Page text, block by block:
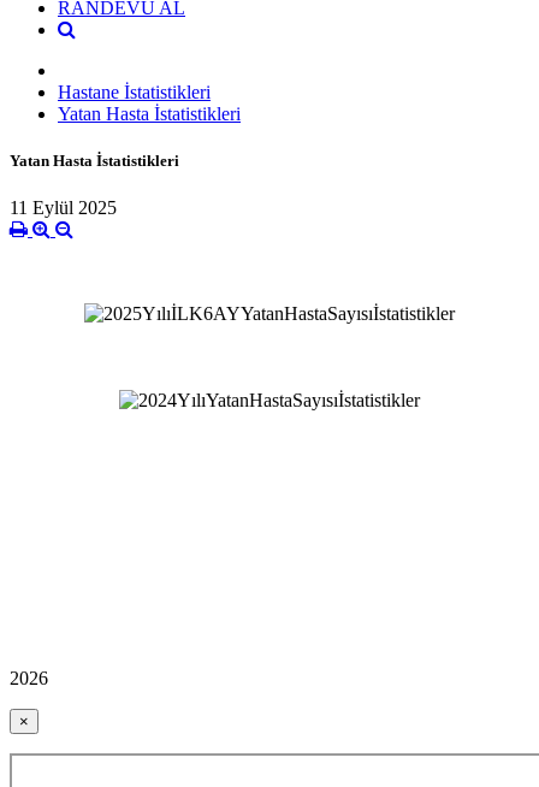
RANDEVU AL
Hastane İstatistikleri
Yatan Hasta İstatistikleri
Yatan Hasta İstatistikleri
11 Eylül 2025
2026
×